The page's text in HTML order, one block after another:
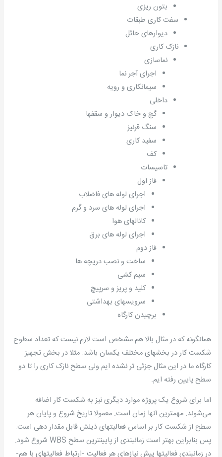
بتون ریزی
سفت کاری طبقات
دیوارهای حائل
نازک کاری
نماسازی
اجرای آجر نما
سیمانکاری و رویه
داخلی
گچ و خاک دیوار و سقفها
سنگ قرنیز
سفید کاری
کف
تاسیسات
فاز اول
اجرای لوله های فاضلاب
اجرای لوله های سرد و گرم
کانالهای هوا
اجرای لوله های برق
فاز دوم
ساخت و نصب دریچه ها
سیم کشی
کلید و پریز و سرپیچ
سرویسهای بهداشتی
برچیدن کارگاه
همانگونه که در مثال بالا هم مشخص است لازم نیست که تعداد سطوح
شکست کار در بخشهای مختلف یکسان باشد. مثلا در بخش تجهیز
کارگاه ما در این مثال جزئی تر نشده ایم ولی سطح نازک کاری را تا دو
سطح پایین رفته ایم.
اما برای شروع یک پروژه موارد دیگری نیز به شکست کار اضافه
می‌شوند. مهمترین آنها زمان است. معمولا تاریخ شروع و پایان هر
سطح از شکست کار بر اساس فعالیتهای ذیلش قابل مقدار دهی است.
پس بنابراین بهتر است زمانبندی از پایینترین سطح WBS شروع شود.
در زمانبندی فعالیتها پیش نیازهای هر فعالیت -ارتباط فعالیتهای با هم-